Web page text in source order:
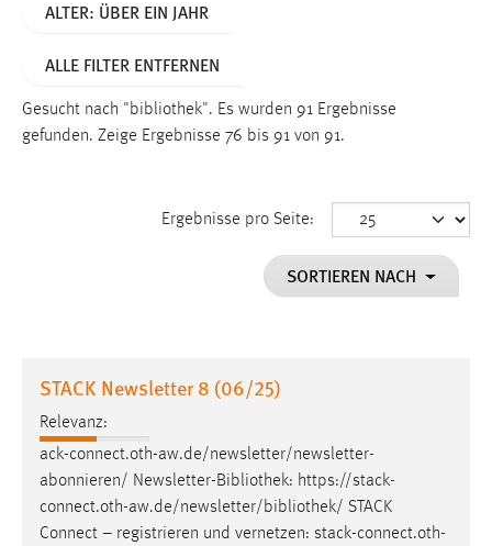
ALTER: ÜBER EIN JAHR
ALLE FILTER ENTFERNEN
Gesucht nach "bibliothek". Es wurden 91 Ergebnisse
gefunden. Zeige Ergebnisse 76 bis 91 von 91.
Ergebnisse pro Seite:
SORTIEREN NACH
STACK Newsletter 8 (06/25)
Relevanz:
ack-connect.oth-aw.de/newsletter/newsletter-
abonnieren/ Newsletter-Bibliothek: https://stack-
connect.oth-aw.de/newsletter/bibliothek/ STACK
Connect – registrieren und vernetzen: stack-connect.oth-
Funktionen und sind für die einwandfreie Funktion der
Name:
Dieser Cookie speichert die ausgewählten Einverständnis-
Performance
Name:
staticfilecache
Zweck:
Für performante Seitenauslieferung wird in diesem Cookie
gespeichert, ob man eingeloggt ist.